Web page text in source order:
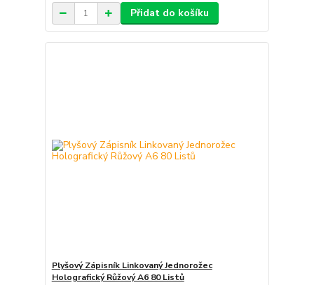
Přidat do košíku
Plyšový Zápisník Linkovaný Jednorožec
Holografický Růžový A6 80 Listů